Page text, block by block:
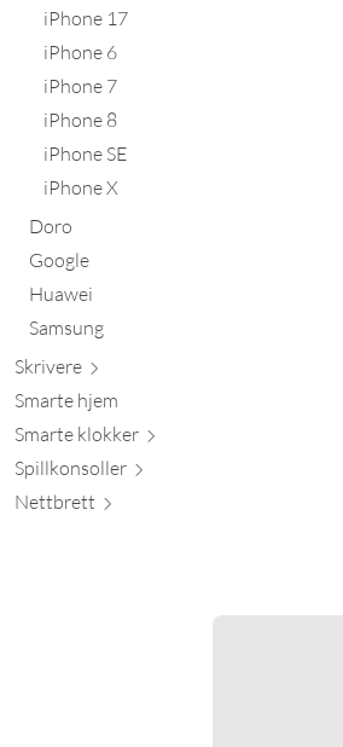
iPhone 17
iPhone 6
iPhone 7
iPhone 8
iPhone SE
iPhone X
Doro
Google
Huawei
Samsung
Skrivere
Smarte hjem
Smarte klokker
Spillkonsoller
Nettbrett